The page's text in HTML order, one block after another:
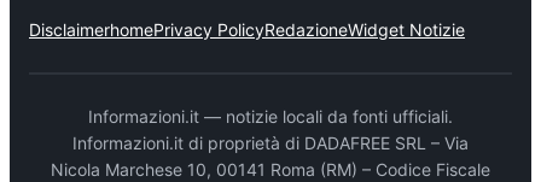
DisclaimerhomePrivacy PolicyRedazioneWidget Notizie
Informazioni.it — notizie locali da fonti ufficiali.
Informazioni.it di proprietà di DADAFREE SRL – Via
Nicola Marchese 10, 00141 Roma (RM) – Codice Fiscale